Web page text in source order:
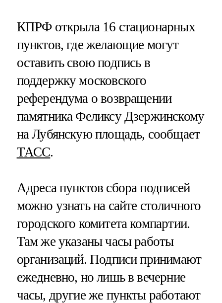
КПРФ открыла 16 стационарных
пунктов, где желающие могут
оставить свою подпись в
поддержку московского
референдума о возвращении
памятника Феликсу Дзержинскому
на Лубянскую площадь, сообщает
ТАСС.
Адреса пунктов сбора подписей
можно узнать на сайте столичного
городского комитета компартии.
Там же указаны часы работы
организаций. Подписи принимают
ежедневно, но лишь в вечерние
часы, другие же пункты работают